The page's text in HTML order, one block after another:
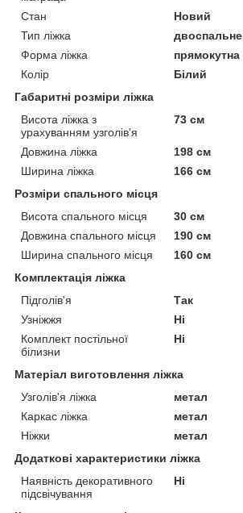
Стан
Новий
Тип ліжка
двоспальне
Форма ліжка
прямокутна
Колір
Білий
Габаритні розміри ліжка
Висота ліжка з
урахуванням узголів'я
73 см
Довжина ліжка
198 см
Ширина ліжка
166 см
Розміри спального місця
Висота спального місця
30 см
Довжина спального місця
190 см
Ширина спального місця
160 см
Комплектація ліжка
Підголів'я
Так
Узніжжя
Ні
Комплект постільної
білизни
Ні
Матеріал виготовлення ліжка
Узголів'я ліжка
метал
Каркас ліжка
метал
Ніжки
метал
Додаткові характеристики ліжка
Наявність декоративного
підсвічування
Ні